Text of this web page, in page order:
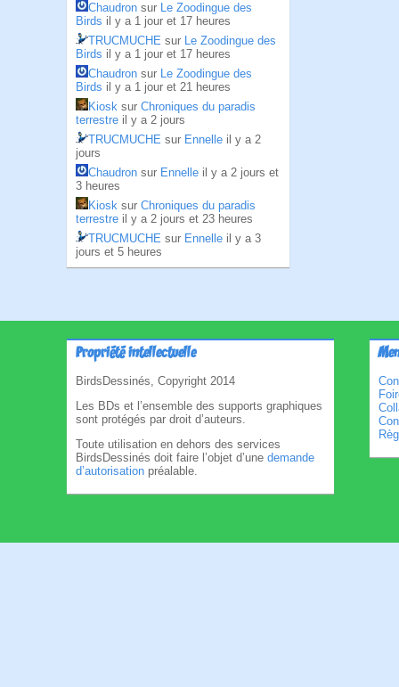
Chaudron sur Le Zoodingue des
Birds il y a 1 jour et 17 heures
TRUCMUCHE sur Le Zoodingue des
Birds il y a 1 jour et 17 heures
Chaudron sur Le Zoodingue des
Birds il y a 1 jour et 21 heures
Kiosk sur Chroniques du paradis
terrestre il y a 2 jours
TRUCMUCHE sur Ennelle il y a 2
jours
Chaudron sur Ennelle il y a 2 jours et
3 heures
Kiosk sur Chroniques du paradis
terrestre il y a 2 jours et 23 heures
TRUCMUCHE sur Ennelle il y a 3
jours et 5 heures
Propriété intellectuelle
BirdsDessinés, Copyright 2014
Les BDs et l’ensemble des supports graphiques
sont protégés par droit d’auteurs.
Toute utilisation en dehors des services
BirdsDessinés doit faire l’objet d’une demande
d’autorisation préalable.